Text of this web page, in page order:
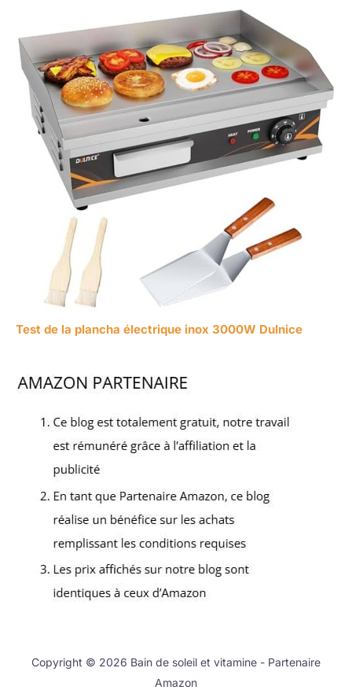
Test de la plancha électrique inox 3000W Dulnice
Copyright © 2026 Bain de soleil et vitamine - Partenaire
Amazon